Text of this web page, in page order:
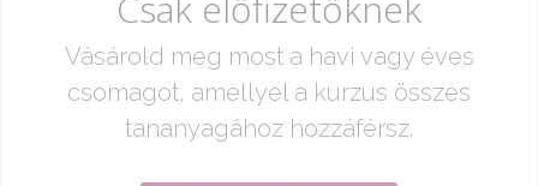
Vásárold meg most a havi vagy éves
csomagot, amellyel a kurzus összes
tananyagához hozzáférsz.